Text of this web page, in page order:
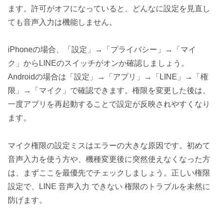
ます。許可がオフになっていると、どんなに設定を見直し
ても音声入力は機能しません。
iPhoneの場合、「設定」→「プライバシー」→「マイ
ク」からLINEのスイッチがオンか確認しましょう。
Androidの場合は「設定」→「アプリ」→「LINE」→「権
限」→「マイク」で確認できます。権限を変更した後は、
一度アプリを再起動することで設定が反映されやすくなり
ます。
マイク権限の設定ミスはエラーの大きな原因です。初めて
音声入力を使う方や、機種変更後に突然使えなくなった方
は、まずここを最優先でチェックしましょう。正しい権限
設定で、LINE 音声入力 できない 権限のトラブルを未然に
防げます。